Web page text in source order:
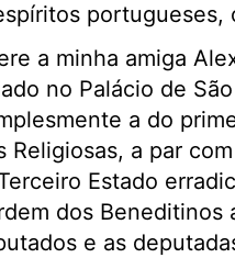
a minha amiga
no Palácio de
a do
Religiosas, a par
Estado
dos
e as